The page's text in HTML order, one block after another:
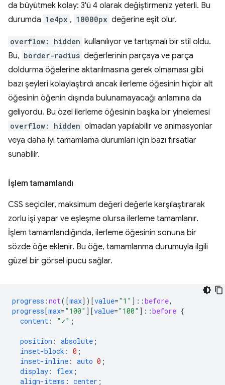
da büyütmek kolay: 3'ü 4 olarak değiştirmeniz yeterli. Bu
durumda 1e4px , 10000px değerine eşit olur.
overflow: hidden kullanılıyor ve tartışmalı bir stil oldu.
Bu, border-radius değerlerinin parçaya ve parça
doldurma öğelerine aktarılmasına gerek olmaması gibi
bazı şeyleri kolaylaştırdı ancak ilerleme öğesinin hiçbir alt
öğesinin öğenin dışında bulunamayacağı anlamına da
geliyordu. Bu özel ilerleme öğesinin başka bir yinelemesi
overflow: hidden olmadan yapılabilir ve animasyonlar
veya daha iyi tamamlama durumları için bazı fırsatlar
sunabilir.
İşlem tamamlandı
CSS seçiciler, maksimum değeri değerle karşılaştırarak
zorlu işi yapar ve eşleşme olursa ilerleme tamamlanır.
İşlem tamamlandığında, ilerleme öğesinin sonuna bir
sözde öğe eklenir. Bu öğe, tamamlanma durumuyla ilgili
güzel bir görsel ipucu sağlar.
progress :not([max])[value="1" ] ::before,
progress [max="100" ][value="100" ] ::before {
content : "✓" ;
position : absolute ;
inset-block : 0 ;
inset-inline : auto 0 ;
display : flex ;
align-items : center ;